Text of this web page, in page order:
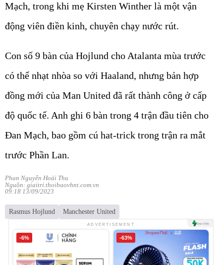
Mạch, trong khi mẹ Kirsten Winther là một vận
động viên điền kinh, chuyên chạy nước rút.
Con số 9 bàn của Hojlund cho Atalanta mùa trước
có thể nhạt nhòa so với Haaland, nhưng bản hợp
đồng mới của Man United đã rất thành công ở cấp
độ quốc tế. Anh ghi 6 bàn trong 4 trận đầu tiên cho
Đan Mạch, bao gồm cú hat-trick trong trận ra mắt
trước Phần Lan.
Phan Nguyễn Hoài Thu
Nguồn: giaitri.thoibaovhnt.com.vn
09:18 13/09/2023
Rasmus Hojlund Manchester United
ADVERTISEMENT
-6% -63%